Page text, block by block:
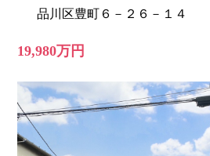
品川区豊町６－２６－１４
19,980万円